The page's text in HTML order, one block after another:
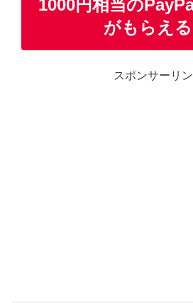
1000円相当の
がもらえる
スポンサーリ